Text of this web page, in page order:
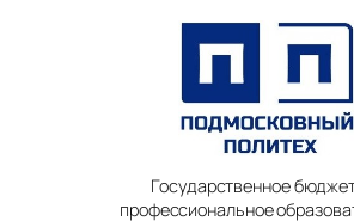
Государственное
профессиональное